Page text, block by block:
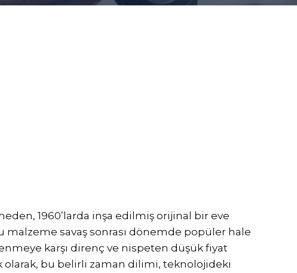
1960’larda inşa edilmiş orijinal bir eve
malzeme savaş sonrası dönemde popüler hale
karşı direnç ve nispeten düşük fiyat
olarak, bu belirli zaman dilimi, teknolojideki